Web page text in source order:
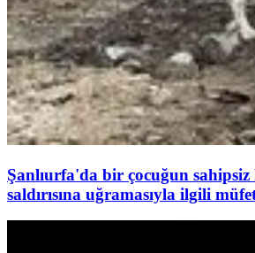
Şanlıurfa'da bir çocuğun sahipsiz
saldırısına uğramasıyla ilgili